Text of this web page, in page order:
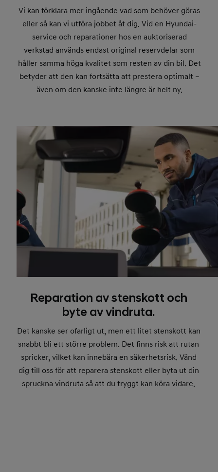
Vi kan förklara mer ingående vad som behöver göras
eller så kan vi utföra jobbet åt dig. Vid en Hyundai-
service och reparationer hos en auktoriserad
verkstad används endast original reservdelar som
håller samma höga kvalitet som resten av din bil. Det
betyder att den kan fortsätta att prestera optimalt –
även om den kanske inte längre är helt ny.
Reparation av stenskott och
byte av vindruta.
Det kanske ser ofarligt ut, men ett litet stenskott kan
snabbt bli ett större problem. Det finns risk att rutan
spricker, vilket kan innebära en säkerhetsrisk. Vänd
dig till oss för att reparera stenskott eller byta ut din
spruckna vindruta så att du tryggt kan köra vidare.